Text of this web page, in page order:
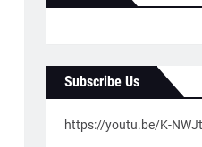
Subscribe Us
https://youtu.be/K-